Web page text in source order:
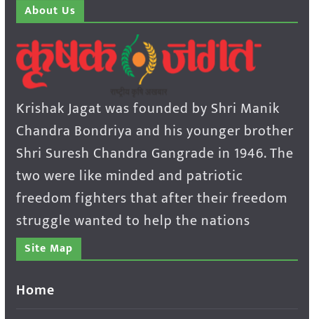
About Us
Krishak Jagat was founded by Shri Manik
Chandra Bondriya and his younger brother
Shri Suresh Chandra Gangrade in 1946. The
two were like minded and patriotic
freedom fighters that after their freedom
struggle wanted to help the nations
Site Map
Home